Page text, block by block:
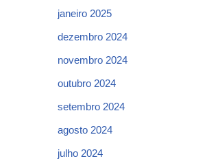
janeiro 2025
dezembro 2024
novembro 2024
outubro 2024
setembro 2024
agosto 2024
julho 2024